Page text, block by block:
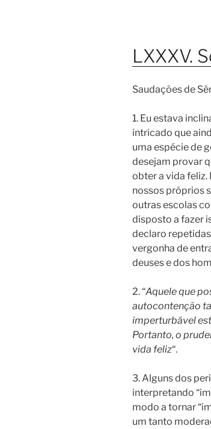
LXXXV.
Saudações de
1. Eu estava
intricado que
uma espécie de
desejam provar
obter a vida
nossos próprios
outras escolas
disposto a fazer
declaro
vergonha de
deuses e dos
2. “Aquele que
autocontenção
imperturbável
Portanto, o
vida feliz“.
3. Alguns dos
interpretando
modo a tornar
um tanto